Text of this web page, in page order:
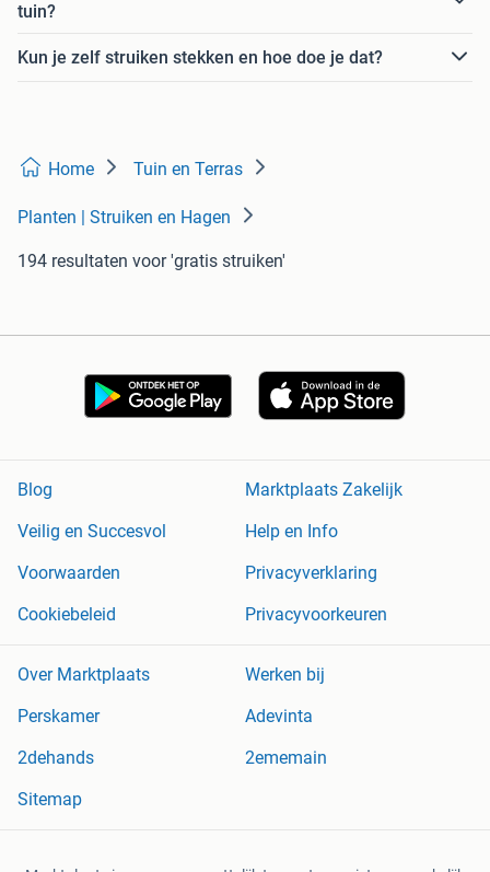
tuin?
Kun je zelf struiken stekken en hoe doe je dat?
Home Tuin en Terras
Planten | Struiken en Hagen
194 resultaten voor 'gratis struiken'
Blog
Marktplaats Zakelijk
Veilig en Succesvol
Help en Info
Voorwaarden
Privacyverklaring
Cookiebeleid
Privacyvoorkeuren
Over Marktplaats
Werken bij
Perskamer
Adevinta
2dehands
2ememain
Sitemap